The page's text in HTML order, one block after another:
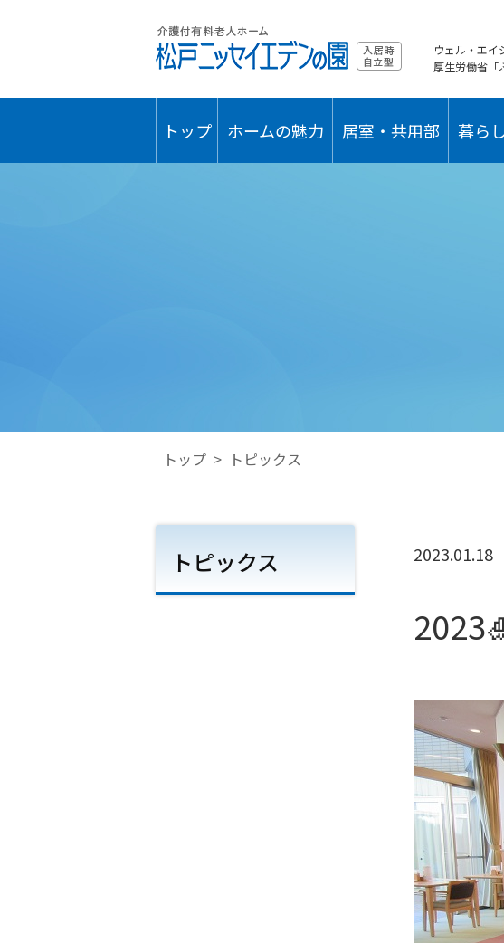
ウェル・エイ
厚生労働省「
トップ ホームの魅力 居室・共用部 暮らし
トップ > トピックス
2023.01.18
トピックス